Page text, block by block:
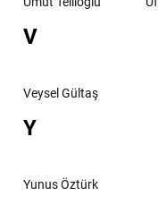
V
Veysel Gültaş
Y
Yunus Öztürk